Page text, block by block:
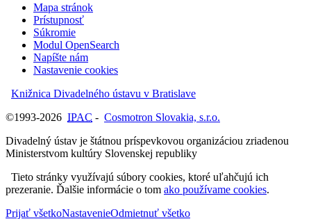
Mapa stránok
Prístupnosť
Súkromie
Modul OpenSearch
Napíšte nám
Nastavenie cookies
Knižnica Divadelného ústavu v Bratislave
©1993-2026 IPAC - Cosmotron Slovakia, s.r.o.
Divadelný ústav je štátnou príspevkovou organizáciou zriadenou
Ministerstvom kultúry Slovenskej republiky
Tieto stránky využívajú súbory cookies, ktoré uľahčujú ich
prezeranie. Ďalšie informácie o tom ako používame cookies.
Prijať všetkoNastavenieOdmietnuť všetko